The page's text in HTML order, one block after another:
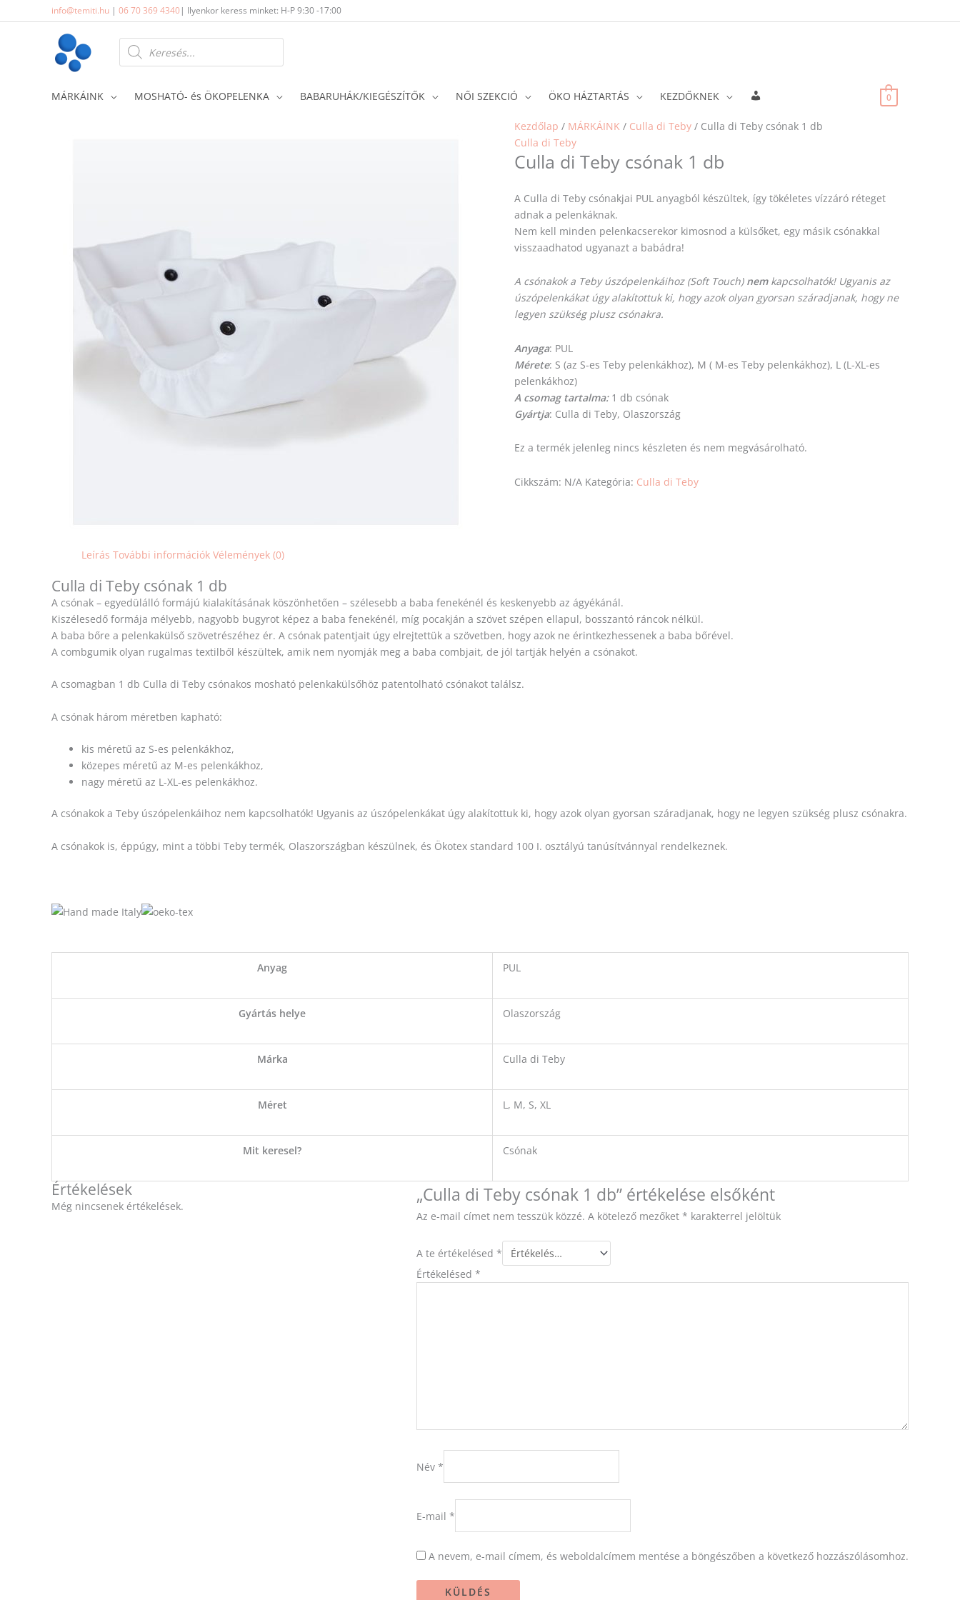
to
info@temiti.hu | 06 70 369 4340| Ilyenkor keress minket: H-P 9:30 -17:00
Products
search
MÁRKÁINK MOSHATÓ- és ÖKOPELENKA BABARUHÁK/KIEGÉSZÍTŐK NŐI SZEKCIÓ ÖKO HÁZTARTÁS KEZDŐKNEK 0
Kezdőlap / MÁRKÁINK / Culla di Teby / Culla di Teby csónak 1 db
Culla di Teby
Culla di Teby csónak 1 db
A Culla di Teby csónakjai PUL anyagból készültek, így tökéletes vízzáró réteget
adnak a pelenkáknak.
Nem kell minden pelenkacserekor kimosnod a külsőket, egy másik csónakkal
visszaadhatod ugyanazt a babádra!
A csónakok a Teby úszópelenkáihoz (Soft Touch) nemkapcsolhatók! Ugyanis az
úszópelenkákat úgy alakítottuk ki, hogy azok olyan gyorsan száradjanak, hogy ne
legyen szükség plusz csónakra.
Anyaga: PUL
Mérete: S (az S-es Teby pelenkákhoz), M ( M-es Teby pelenkákhoz), L (L-XL-es
pelenkákhoz)
A csomag tartalma: 1 db csónak
Gyártja: Culla di Teby, Olaszország
Ez a termék jelenleg nincs készleten és nem megvásárolható.
Cikkszám: N/A Kategória: Culla di Teby
Leírás További információk Vélemények (0)
Culla di Teby csónak 1 db
A csónak – egyedülálló formájú kialakításának köszönhetően – szélesebb a baba fenekénél és keskenyebb az ágyékánál.
Kiszélesedő formája mélyebb, nagyobb bugyrot képez a baba fenekénél, míg pocakján a szövet szépen ellapul, bosszantó ráncok nélkül.
A baba bőre a pelenkakülső szövetrészéhez ér. A csónak patentjait úgy elrejtettük a szövetben, hogy azok ne érintkezhessenek a baba bőrével.
A combgumik olyan rugalmas textilből készültek, amik nem nyomják meg a baba combjait, de jól tartják helyén a csónakot.
A csomagban 1 db Culla di Teby csónakos mosható pelenkakülsőhöz patentolható csónakot találsz.
A csónak három méretben kapható:
kis méretű az S-es pelenkákhoz,
közepes méretű az M-es pelenkákhoz,
nagy méretű az L-XL-es pelenkákhoz.
A csónakok a Teby úszópelenkáihoz nem kapcsolhatók! Ugyanis az úszópelenkákat úgy alakítottuk ki, hogy azok olyan gyorsan száradjanak, hogy ne legyen szükség plusz csónakra.
A csónakok is, éppúgy, mint a többi Teby termék, Olaszországban készülnek, és Ökotex standard 100 I. osztályú tanúsítvánnyal rendelkeznek.
Anyag PUL
Gyártás helye Olaszország
Márka Culla di Teby
Méret L, M, S, XL
Mit keresel? Csónak
Értékelések
Még nincsenek értékelések.
„Culla di Teby csónak 1 db” értékelése elsőként
Az e-mail címet nem tesszük közzé. A kötelező mezőket * karakterrel jelöltük
A te értékelésed *
Értékelésed *
Név *
E-mail *
A nevem, e-mail címem, és weboldalcímem mentése a böngészőben a következő hozzászólásomhoz.